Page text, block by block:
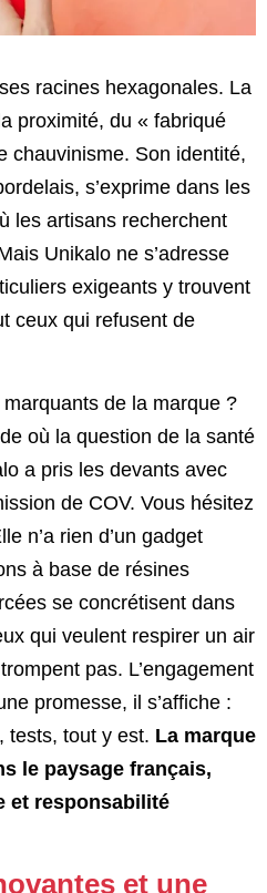
racines hexagonales. La
proximité, du « fabriqué
chauvinisme. Son identité,
s’exprime dans les
les artisans recherchent
Unikalo ne s’adresse
exigeants y trouvent
ceux qui refusent de
de la marque ?
où la question de la santé
a pris les devants avec
de COV. Vous hésitez
n’a rien d’un gadget
à base de résines
se concrétisent dans
qui veulent respirer un air
pas. L’engagement
promesse, il s’affiche :
tests, tout y est. La marque
le paysage français,
et responsabilité
et une